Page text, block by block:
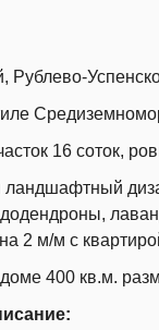
Рублево-
16 соток,
ландшафтный
2 м/м с
400 кв.м.